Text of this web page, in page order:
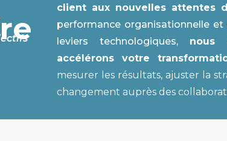
client aux nouvelles attentes
performance organisationnelle et
leviers technologiques, nous
accélérons votre
mesurer les résultats, ajuster la
changement auprès des